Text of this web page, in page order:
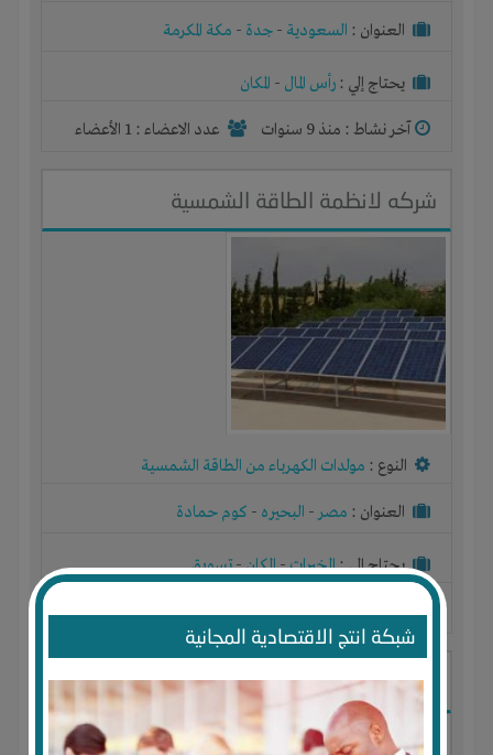
شبكة انتج الاقتصادية المجانية
العنوان : السعودية - جدة - مكة المكرمة
يحتاج إلي : رأس المال - المكان
آخر نشاط : منذ 9 سنوات عدد الاعضاء : 1 الأعضاء
شركه لانظمة الطاقة الشمسية
النوع : مولدات الكهرباء من الطاقة الشمسية
العنوان : مصر- البحيره - كوم حمادة
يحتاج إلي :الخبرات-المكان-تسويق
آخر نشاط :منذ 9 سنوات عدد الاعضاء : 1 الأعضاء
انظمة الطاقة الشمسية بالفرانشيز